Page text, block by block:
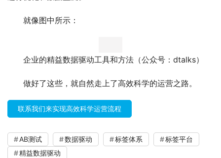
就像图中所示：
企业的精益数据驱动工具和方法（公众号：dtalks）
做好了这些，就自然走上了高效科学的运营之路。
联系我们来实现高效科学运营流程
AB测试 数据驱动 标签体系
标签平台
精益数据驱动